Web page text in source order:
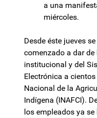
a una
miércoles.
Desde éste jueves
comenzado a dar
institucional y del
Electrónica a
Nacional de la
Indígena (INAFCI).
los empleados ya